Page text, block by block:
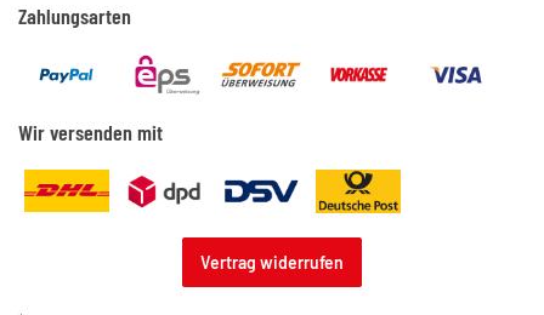
Zahlungsarten
Wir versenden mit
Vertrag widerrufen